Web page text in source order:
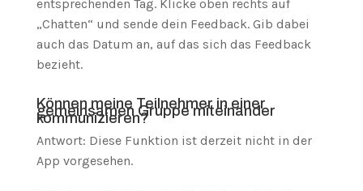
entsprechenden Tag. Klicke oben rechts auf
„Chatten“ und sende dein Feedback. Gib dabei
auch das Datum an, auf das sich das Feedback
bezieht.
Können meine Teilnehmer in einer
gemeinsamen Gruppe miteinander
kommunizieren?
Antwort: Diese Funktion ist derzeit nicht in der
App vorgesehen.